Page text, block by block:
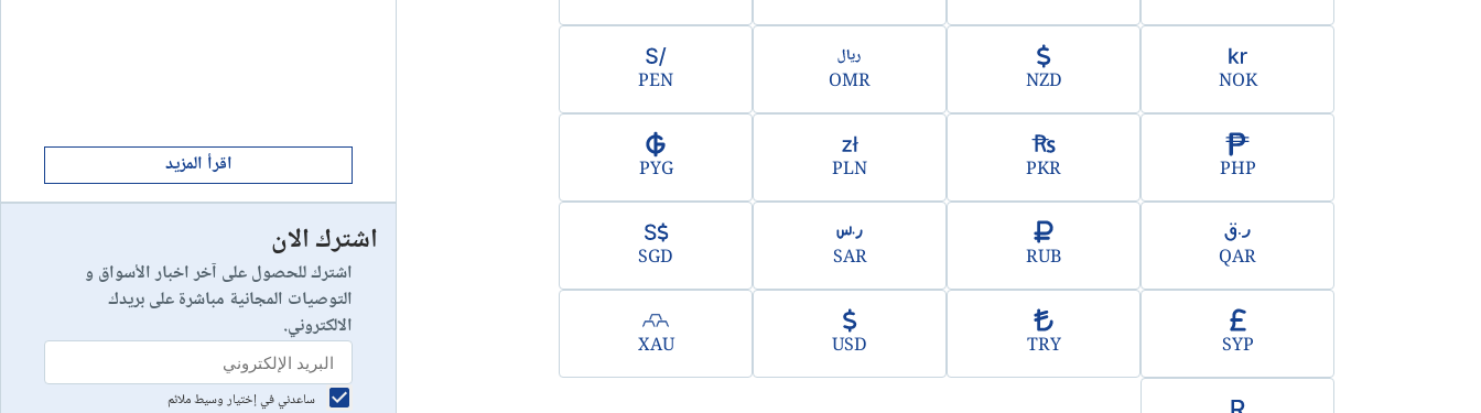
NOK
NZD
OMR
PEN
PHP
PKR
PLN
PYG
QAR
RUB
SAR
SGD
SYP
TRY
USD
XAU
إستعراض شركة
10
اقرأ المزيد
اشترك الان
اشترك للحصول على آخر اخبار الأسواق و
التوصيات المجانية مباشرة على بريدك
الالكتروني.
ساعدني في إختيار وسيط ملائم